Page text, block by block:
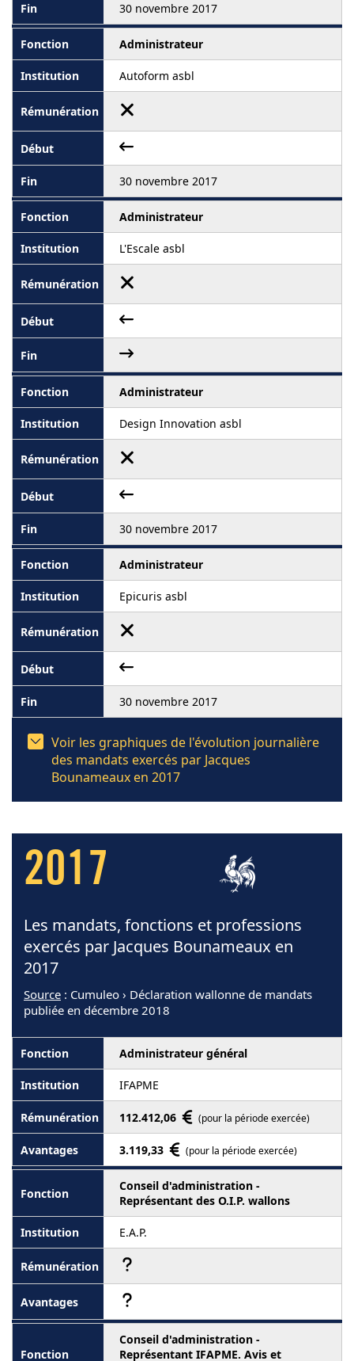
30 novembre 2017
Administrateur
Autoform asbl
30 novembre 2017
Administrateur
L'Escale asbl
Administrateur
Design Innovation asbl
30 novembre 2017
Administrateur
Epicuris asbl
30 novembre 2017
Voir les graphiques de l'évolution journalière
des mandats exercés par Jacques
Bounameaux en 2017
2017
Les mandats, fonctions et professions
exercés par Jacques Bounameaux en
2017
Source : Cumuleo › Déclaration wallonne de mandats
publiée en décembre 2018
Administrateur général
IFAPME
112.412,06 (pour la période exercée)
3.119,33 (pour la période exercée)
Conseil d'administration -
Représentant des O.I.P. wallons
E.A.P.
Conseil d'administration -
Représentant IFAPME. Avis et